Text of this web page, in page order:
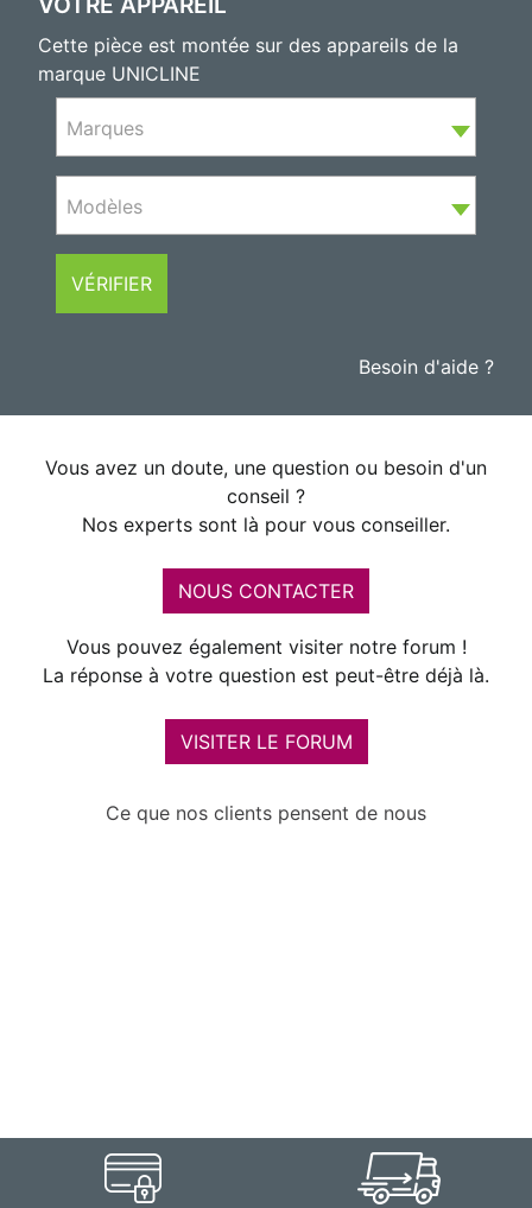
Cette pièce est montée sur des appareils de la
marque UNICLINE
Marques
Modèles
VÉRIFIER
Besoin d'aide ?
Vous avez un doute, une question ou besoin d'un
conseil ?
Nos experts sont là pour vous conseiller.
NOUS CONTACTER
Vous pouvez également visiter notre forum !
La réponse à votre question est peut-être déjà là.
VISITER LE FORUM
Ce que nos clients pensent de nous